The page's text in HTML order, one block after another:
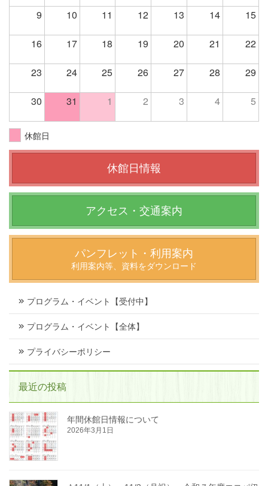
9 10 11 12 13 14 15
16 17 18 19 20 21 22
23 24 25 26 27 28 29
30 31 1 2 3 4 5
休館日
休館日情報
アクセス・交通案内
パンフレット・利用案内
利用案内等、資料をダウンロード
プログラム・イベント【受付中】
プログラム・イベント【全体】
プライバシーポリシー
最近の投稿
年間休館日情報について
2026年3月1日